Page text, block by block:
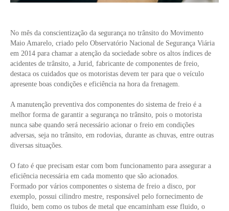
No mês da conscientização da segurança no trânsito do Movimento
Maio Amarelo, criado pelo Observatório Nacional de Segurança Viária
em 2014 para chamar a atenção da sociedade sobre os altos índices de
acidentes de trânsito, a Jurid, fabricante de componentes de freio,
destaca os cuidados que os motoristas devem ter para que o veículo
apresente boas condições e eficiência na hora da frenagem.
A manutenção preventiva dos componentes do sistema de freio é a
melhor forma de garantir a segurança no trânsito, pois o motorista
nunca sabe quando será necessário acionar o freio em condições
adversas, seja no trânsito, em rodovias, durante as chuvas, entre outras
diversas situações.
O fato é que precisam estar com bom funcionamento para assegurar a
eficiência necessária em cada momento que são acionados.
Formado por vários componentes o sistema de freio a disco, por
exemplo, possui cilindro mestre, responsável pelo fornecimento de
fluido, bem como os tubos de metal que encaminham esse fluido, o